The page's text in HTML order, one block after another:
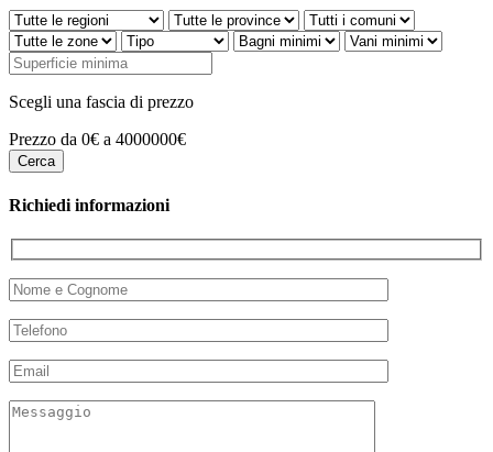
Scegli una fascia di prezzo
Prezzo da 0€ a 4000000€
Richiedi informazioni